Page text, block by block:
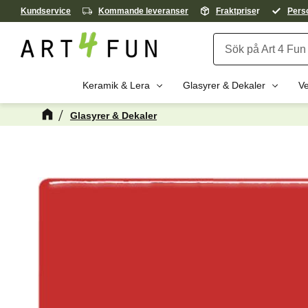
Kundservice Kommande leveranser Fraktpriser
Keramik & Lera Glasyrer & Dekaler
Glasyrer & Dekaler